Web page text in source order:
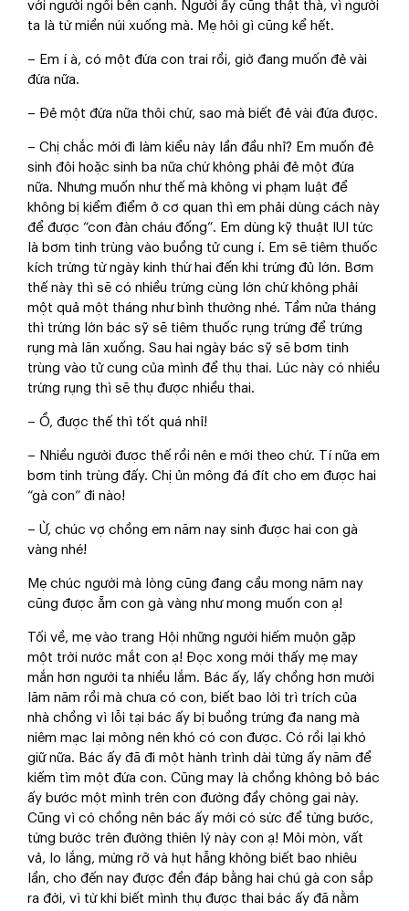
với người ngồi bên cạnh. Người ấy cũng thật thà, vì người
ta là từ miền núi xuống mà. Mẹ hỏi gì cũng kể hết.
– Em í à, có một đứa con trai rồi, giờ đang muốn đẻ vài
đứa nữa.
– Đẻ một đứa nữa thôi chứ, sao mà biết đẻ vài đứa được.
– Chị chắc mới đi làm kiểu này lần đầu nhỉ? Em muốn đẻ
sinh đôi hoặc sinh ba nữa chứ không phải đẻ một đứa
nữa. Nhưng muốn như thế mà không vi phạm luật để
không bị kiểm điểm ở cơ quan thì em phải dùng cách này
để được “con đàn cháu đống”. Em dùng kỹ thuật IUI tức
là bơm tinh trùng vào buồng tử cung í. Em sẽ tiêm thuốc
kích trứng từ ngày kinh thứ hai đến khi trứng đủ lớn. Bơm
thế này thì sẽ có nhiều trứng cùng lớn chứ không phải
một quả một tháng như bình thường nhé. Tầm nửa tháng
thì trứng lớn bác sỹ sẽ tiêm thuốc rụng trứng để trứng
rụng mà lăn xuống. Sau hai ngày bác sỹ sẽ bơm tinh
trùng vào tử cung của mình để thụ thai. Lúc này có nhiều
trứng rụng thì sẽ thụ được nhiều thai.
– Ồ, được thế thì tốt quá nhỉ!
– Nhiều người được thế rồi nên e mới theo chứ. Tí nữa em
bơm tinh trùng đấy. Chị ủn mông đá đít cho em được hai
“gà con” đi nào!
– Ừ, chúc vợ chồng em năm nay sinh được hai con gà
vàng nhé!
Mẹ chúc người mà lòng cũng đang cầu mong năm nay
cũng được ẵm con gà vàng như mong muốn con ạ!
Tối về, mẹ vào trang Hội những người hiếm muộn gặp
một trời nước mắt con ạ! Đọc xong mới thấy mẹ may
mắn hơn người ta nhiều lắm. Bác ấy, lấy chồng hơn mười
lăm năm rồi mà chưa có con, biết bao lời trì trích của
nhà chồng vì lỗi tại bác ấy bị buồng trứng đa nang mà
niêm mạc lại mỏng nên khó có con được. Có rồi lại khó
giữ nữa. Bác ấy đã đi một hành trình dài từng ấy năm để
kiếm tìm một đứa con. Cũng may là chồng không bỏ bác
ấy bước một mình trên con đường đầy chông gai này.
Cũng vì có chồng nên bác ấy mới có sức để từng bước,
từng bước trên đường thiên lý này con ạ! Mỏi mòn, vất
vả, lo lắng, mừng rỡ và hụt hẫng không biết bao nhiêu
lần, cho đến nay được đền đáp bằng hai chú gà con sắp
ra đời, vì từ khi biết mình thụ được thai bác ấy đã nằm